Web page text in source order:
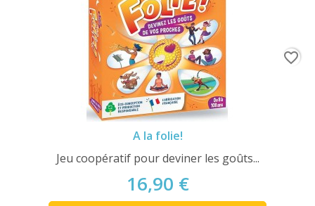
A la folie!
Jeu coopératif pour deviner les goûts...
16,90 €
favorite_border